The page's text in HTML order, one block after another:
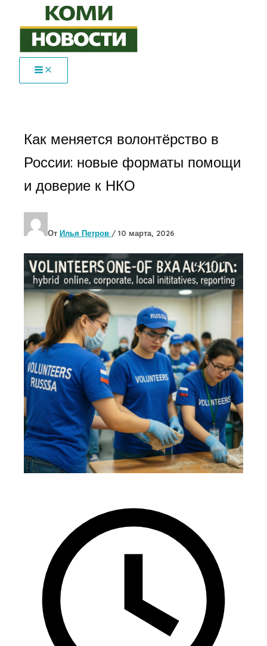
содержимому
Как меняется волонтёрство в
России: новые форматы помощи
и доверие к НКО
От Илья Петров / 10 марта, 2026